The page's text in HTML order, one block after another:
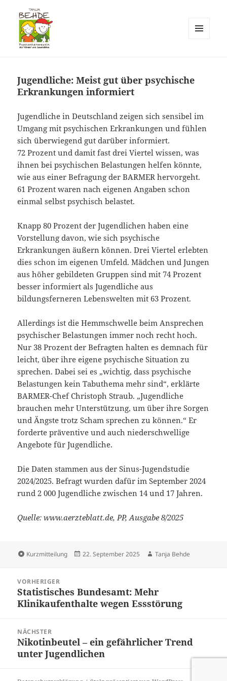
Jugendliche: Meist gut über psychische
Erkrankungen informiert
Jugendliche in Deutschland zeigen sich sensibel im
Umgang mit psychischen Erkrankungen und fühlen
sich überwiegend gut darüber informiert.
72 Prozent und damit fast drei Viertel wissen, was
ihnen bei psychischen Belastungen helfen könnte,
wie aus einer Befragung der BARMER hervorgeht.
61 Prozent waren nach eigenen Angaben schon
einmal selbst psychisch belastet.
Knapp 80 Prozent der Jugendlichen haben eine
Vorstellung davon, wie sich psychische
Erkrankungen äußern können. Drei Viertel erlebten
dies schon im eigenen Umfeld. Mädchen und Jungen
aus höher gebildeten Gruppen sind mit 74 Prozent
besser informiert als Jugendliche aus
bildungsferneren Lebenswelten mit 63 Prozent.
Allerdings ist die Hemmschwelle beim Ansprechen
psychischer Belastungen immer noch recht hoch.
Nur 38 Prozent der Befragten halten es demnach für
leicht, über ihre eigene psychische Situation zu
sprechen. Dabei sei es „wichtig, dass psychische
Belastungen kein Tabuthema mehr sind“, erklärte
BARMER-Chef Christoph Straub. „Jugendliche
brauchen mehr Unterstützung, um über ihre Sorgen
und Ängste trotz Scham sprechen zu können.“ Er
forderte präventive und auch niederschwellige
Angebote für Jugendliche.
Die Daten stammen aus der Sinus-Jugendstudie
2024/2025. Befragt wurden dafür im September 2024
rund 2 000 Jugendliche zwischen 14 und 17 Jahren.
Quelle: www.aerzteblatt.de, PP, Ausgabe 8/2025
Format
Kurzmitteilung
Veröffentlicht
22. September 2025 Autor
Tanja Behde
VORHERIGER
Vorheriger
Beitrag:
Statistisches Bundesamt: Mehr
Klinikaufenthalte wegen Essstörung
NÄCHSTER
Nächster
Beitrag:
Nikotinbeutel – ein gefährlicher Trend
unter Jugendlichen